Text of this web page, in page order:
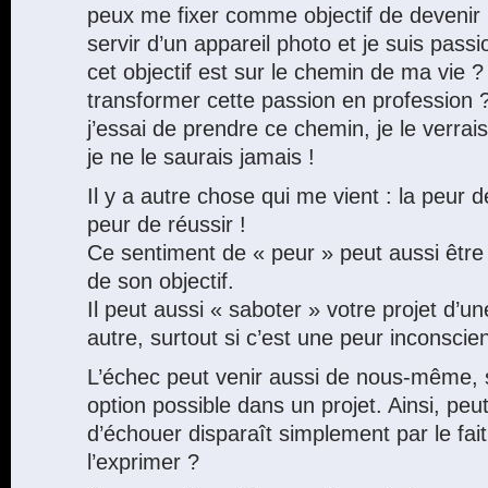
peux me fixer comme objectif de
servir d’un appareil photo et je suis
cet objectif est sur le chemin de ma vie
transformer cette passion en profession
j’essai de prendre ce chemin, je le
je ne le saurais jamais !
Il y a autre chose qui me vient : la peur
peur de réussir !
Ce sentiment de « peur » peut aussi
de son objectif.
Il peut aussi « saboter » votre projet
autre, surtout si c’est une peur
L’échec peut venir aussi de nous-même,
option possible dans un projet. Ainsi,
d’échouer disparaît simplement par le
l’exprimer ?